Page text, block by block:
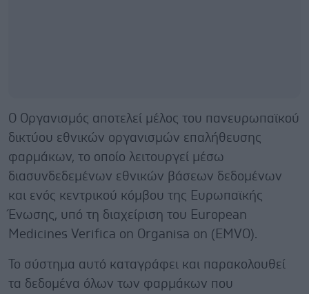
Ο Οργανισμός αποτελεί μέλος του πανευρωπαϊκού
δικτύου εθνικών οργανισμών επαλήθευσης
φαρμάκων, το οποίο λειτουργεί μέσω
διασυνδεδεμένων εθνικών βάσεων δεδομένων
και ενός κεντρικού κόμβου της Ευρωπαϊκής
Ένωσης, υπό τη διαχείριση του European
Medicines Verifica on Organisa on (EMVO).
Το σύστημα αυτό καταγράφει και παρακολουθεί
τα δεδομένα όλων των φαρμάκων που